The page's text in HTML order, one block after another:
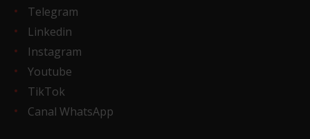
Telegram
Linkedin
Instagram
Youtube
TikTok
Canal WhatsApp